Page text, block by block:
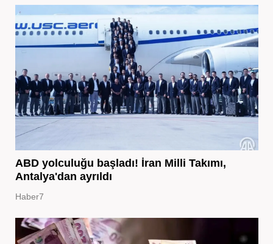
ABD yolculuğu başladı! İran Milli Takımı,
Antalya'dan ayrıldı
Haber7